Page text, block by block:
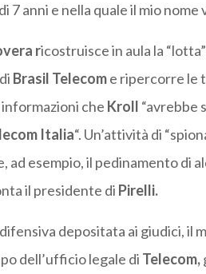
7 anni e nella quale il mio
ricostruisce in aula la
Brasil Telecome ripercorre le
che Kroll “avrebbe
Italia“. Un’attività di
ad esempio, il pedinamento di
il presidente di Pirelli.
depositata ai giudici, il
dell’ufficio legale di Telecom,